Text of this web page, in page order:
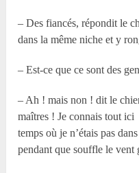
– Des fiancés, répondit le
dans la même niche et y
– Est-ce que ce sont des
– Ah ! mais non ! dit le
maîtres ! Je connais tout
temps où je n’étais pas
pendant que souffle le vent